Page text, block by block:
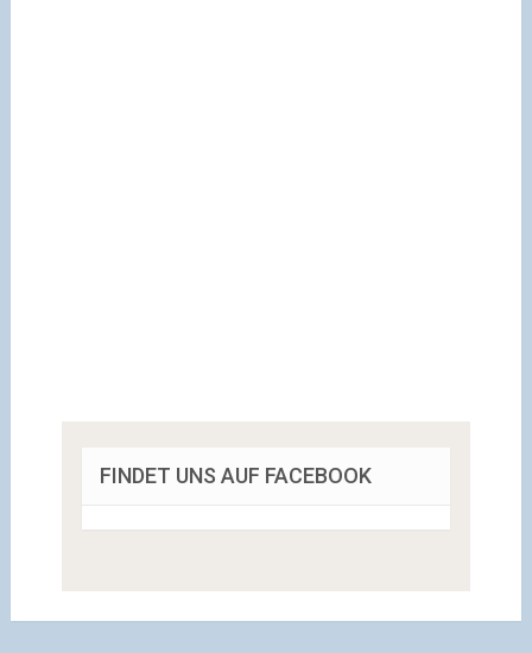
FINDET UNS AUF FACEBOOK